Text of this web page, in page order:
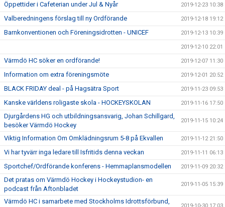
Öppettider i Cafeterian under Jul & Nyår 2019-12-23 10:38
Valberedningens förslag till ny Ordförande 2019-12-18 19:12
Barnkonventionen och Föreningsidrotten - UNICEF 2019-12-13 10:39
2019-12-10 22:01
Värmdö HC söker en ordförande! 2019-12-07 11:30
Information om extra föreningsmöte 2019-12-01 20:52
BLACK FRIDAY deal - på Hagsätra Sport 2019-11-23 09:53
Kanske världens roligaste skola - HOCKEYSKOLAN 2019-11-16 17:50
Djurgårdens HG och utbildningsansvarig, Johan Schillgard,
besöker Värmdö Hockey
2019-11-15 10:24
Viktig Information Om Omklädningsrum 5-8 på Ekvallen 2019-11-12 21:50
Vi har tyvärr inga ledare till Isfritids denna veckan 2019-11-11 06:13
Sportchef/Ordförande konferens - Hemmaplansmodellen 2019-11-09 20:32
Det pratas om Värmdö Hockey i Hockeystudion- en
podcast från Aftonbladet
2019-11-05 15:39
Värmdö HC i samarbete med Stockholms Idrottsförbund,